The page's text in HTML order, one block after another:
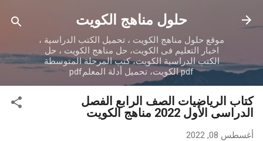
التخطي إلى المحتوى الرئيسي
حلول مناهج الكويت
موقع حلول مناهج الكويت ، تحميل الكتب الدراسية ،
اخبار التعليم فى الكويت، حل مناهج الكويت ، حل
الكتب الدراسية الكويت، كتب المرحلة المتوسطة
pdf الكويت، تحميل أدلة المعلمpdf
كتاب الرياضيات الصف الرابع الفصل
الدراسى الأول 2022 مناهج الكويت
أغسطس 08, 2022